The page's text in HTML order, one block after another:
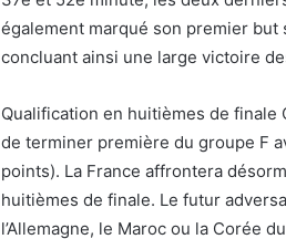
également marqué son premier but
concluant ainsi une large victoire
Qualification en huitièmes de finale
de terminer première du groupe F
points). La France affrontera
huitièmes de finale. Le futur
l’Allemagne, le Maroc ou la Corée